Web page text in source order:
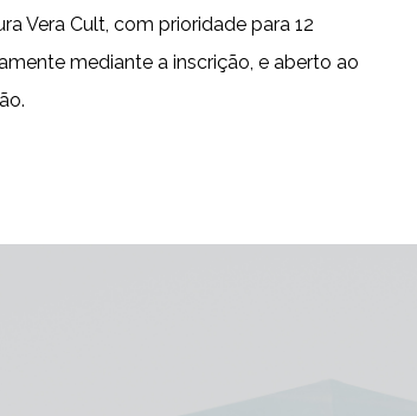
Vera Cult, com prioridade para 12
mediante a inscrição, e aberto ao